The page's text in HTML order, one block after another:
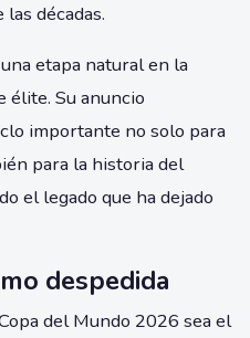
décadas.
etapa natural en la
élite. Su anuncio
importante no solo para
para la historia del
el legado que ha dejado
despedida
del Mundo 2026 sea el